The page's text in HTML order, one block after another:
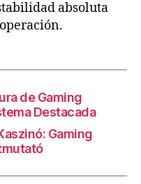
absoluta
de Gaming
Destacada
Gaming